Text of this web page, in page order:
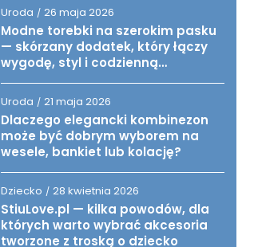
Uroda / 26 maja 2026
Modne torebki na szerokim pasku
— skórzany dodatek, który łączy
wygodę, styl i codzienną
Uroda / 21 maja 2026
Dlaczego elegancki kombinezon
może być dobrym wyborem na
wesele, bankiet lub kolację?
Dziecko / 28 kwietnia 2026
StiuLove.pl — kilka powodów, dla
których warto wybrać akcesoria
tworzone z troską o dziecko